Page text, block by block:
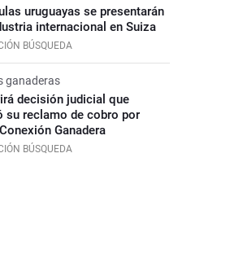
uruguayas se presentarán
internacional en Suiza
BÚSQUEDA
ganaderas
decisión judicial que
su reclamo de cobro por
Ganadera
BÚSQUEDA